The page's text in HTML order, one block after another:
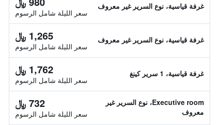
غرفة قياسية، نوع السرير غير معروف
سعر الليلة شامل الرسوم
غرفة قياسية، نوع السرير غير معروف 1,265 ﷼
سعر الليلة شامل الرسوم
غرفة قياسية، 1 سرير كينغ 1,762 ﷼
سعر الليلة شامل الرسوم
Executive room، نوع السرير غير
معروف
732 ﷼
سعر الليلة شامل الرسوم